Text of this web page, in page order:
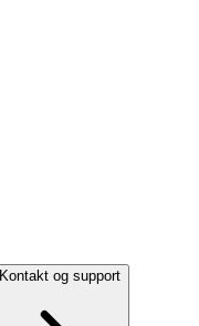
Kontakt og support